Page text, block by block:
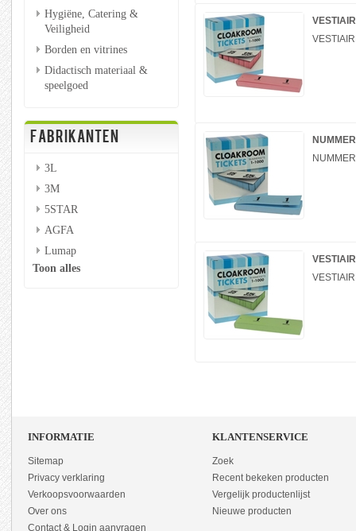
Hygiëne, Catering &
Veiligheid
Borden en vitrines
Didactisch materiaal &
speelgoed
FABRIKANTEN
3L
3M
5STAR
AGFA
Lumap
Toon alles
INFORMATIE
Sitemap
Privacy verklaring
Verkoopsvoorwaarden
Over ons
Contact & Login aanvragen
KLANTENSERVICE
Zoek
Recent bekeken producten
Vergelijk productenlijst
Nieuwe producten